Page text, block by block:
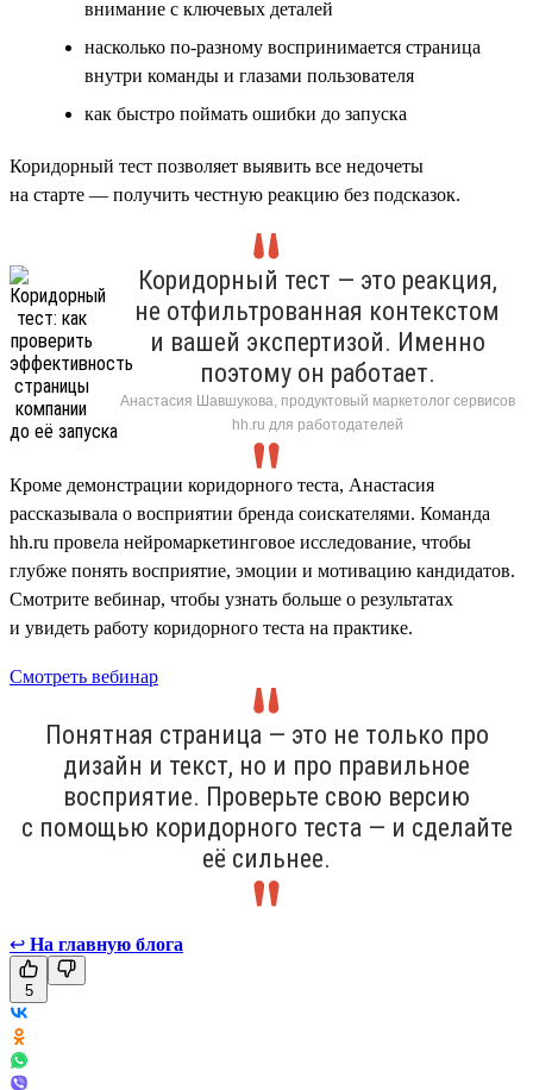
внимание с ключевых деталей
насколько по-разному воспринимается страница
внутри команды и глазами пользователя
как быстро поймать ошибки до запуска
Коридорный тест позволяет выявить все недочеты
на старте — получить честную реакцию без подсказок.
Коридорный тест — это реакция,
не отфильтрованная контекстом
и вашей экспертизой. Именно
поэтому он работает.
Анастасия Шавшукова, продуктовый маркетолог сервисов
hh.ru для работодателей
Кроме демонстрации коридорного теста, Анастасия
рассказывала о восприятии бренда соискателями. Команда
hh.ru провела нейромаркетинговое исследование, чтобы
глубже понять восприятие, эмоции и мотивацию кандидатов.
Смотрите вебинар, чтобы узнать больше о результатах
и увидеть работу коридорного теста на практике.
Смотреть вебинар
Понятная страница — это не только про
дизайн и текст, но и про правильное
восприятие. Проверьте свою версию
с помощью коридорного теста — и сделайте
её сильнее.
↩ На главную блога
5